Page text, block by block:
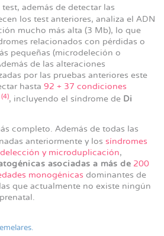
además de detectar las
los test anteriores, analiza el ADN
mucho más alta (3 Mb), lo que
relacionados con pérdidas o
pequeñas (microdeleción o
de las alteraciones
por las pruebas anteriores este
hasta 92 + 37 condiciones
(4), incluyendo el síndrome de Di
completo. Además de todas las
anteriormente y los síndromes
y microduplicación,
asociadas a más de 200
monogénicas dominantes de
que actualmente no existe ningún